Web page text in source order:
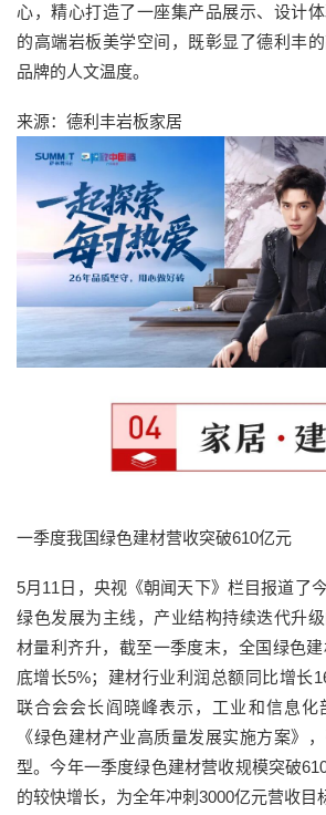
心，精心打造了一座集产品展示、设计
的高端岩板美学空间，既彰显了德利丰
品牌的人文温度。
来源：德利丰岩板家居
一季度我国绿色建材营收突破610亿元
5月11日，央视《朝闻天下》栏目报道了
绿色发展为主线，产业结构持续迭代升
材量利齐升，截至一季度末，全国绿色
底增长5%；建材行业利润总额同比增长
联合会会长阎晓峰表示，工业和信息化
《绿色建材产业高质量发展实施方案》
型。今年一季度绿色建材营收规模突破
的较快增长，为全年冲刺3000亿元营收目